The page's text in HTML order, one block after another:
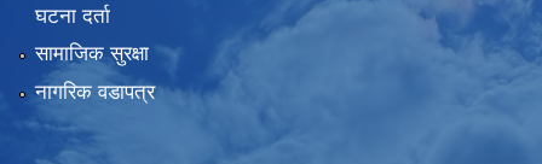
घटना दर्ता
सामाजिक सुरक्षा
नागरिक वडापत्र